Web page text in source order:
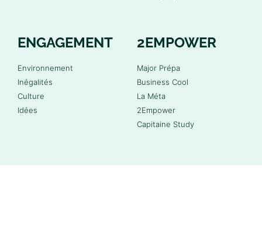
ENGAGEMENT
Environnement
Inégalités
Culture
Idées
2EMPOWER
Major Prépa
Business Cool
La Méta
2Empower
Capitaine Study